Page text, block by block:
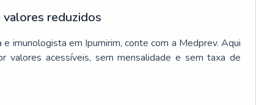
reduzidos
imunologista em Ipumirim, conte com a Medprev. Aqui
valores acessíveis, sem mensalidade e sem taxa de